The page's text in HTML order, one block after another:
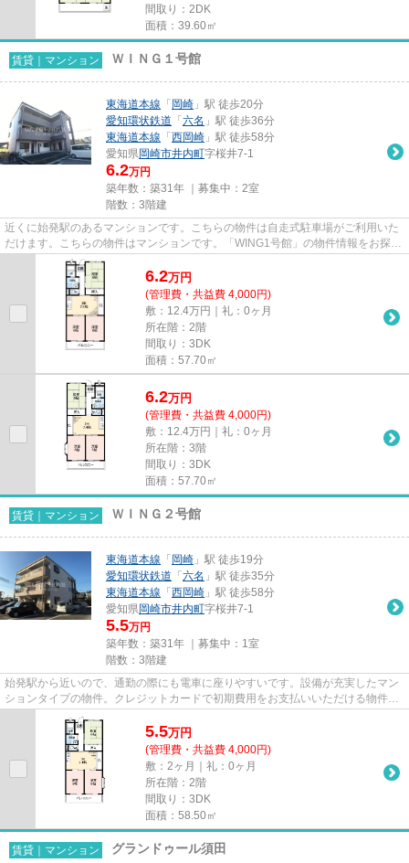
間取り：2DK
面積：39.60㎡
賃貸｜マンション ＷＩＮＧ１号館
東海道本線 「 岡崎 」駅 徒歩20分
愛知環状鉄道 「 六名 」駅 徒歩36分
東海道本線 「 西岡崎 」駅 徒歩58分
愛知県岡崎市井内町字桜井7-1
6.2万円
築年数：築31年 ｜募集中： 2室
階数：3階建
近くに始発駅のあるマンションです。こちらの物件は自走式駐車場がご利用いた
だけます。こちらの物件はマンションです。「WING1号館」の物件情報をお探し
ならお気軽にお問い合わせ下さ...
6.2万円
(管理費・共益費 4,000円)
敷：12.4万円｜礼：0ヶ月
所在階：2階
間取り：3DK
面積：57.70㎡
6.2万円
(管理費・共益費 4,000円)
敷：12.4万円｜礼：0ヶ月
所在階：3階
間取り：3DK
面積：57.70㎡
賃貸｜マンション ＷＩＮＧ２号館
東海道本線 「 岡崎 」駅 徒歩19分
愛知環状鉄道 「 六名 」駅 徒歩35分
東海道本線 「 西岡崎 」駅 徒歩58分
愛知県岡崎市井内町字桜井7-1
5.5万円
築年数：築31年 ｜募集中： 1室
階数：3階建
始発駅から近いので、通勤の際にも電車に座りやすいです。設備が充実したマン
ションタイプの物件。クレジットカードで初期費用をお支払いいただける物件で
す。ぜひ一度見ていただきた...
5.5万円
(管理費・共益費 4,000円)
敷：2ヶ月｜礼：0ヶ月
所在階：2階
間取り：3DK
面積：58.50㎡
賃貸｜マンション グランドゥール須田